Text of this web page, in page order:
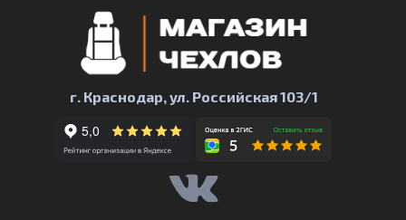
г. Краснодар, ул. Российская 103/1